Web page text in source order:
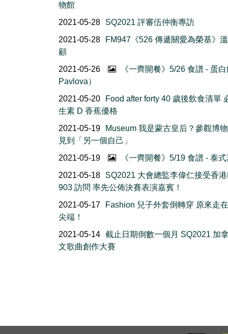
物館
2021-05-28
SQ2021 評審伍仲衡專訪
2021-05-28
FM947《526 傳遞關愛為榮基》
顧
2021-05-26
《一齊開餐》5/26 食譜 - 蛋
Pavlova）
2021-05-20
Food after forty 40 歲後飲食清單
生素 D 香蕉優格
2021-05-19
Museum 我是蒙古皇后？參觀博
見到「另一個自己」
2021-05-19
《一齊開餐》5/19 食譜 - 泰
2021-05-18
SQ2021 大會總監李偉仁接受香
903 訪問 率先公佈決賽表演嘉賓！
2021-05-17
Fashion 兒子外套倒轉穿 原來走
尖端！
2021-05-14 截止日期倒數一個月 SQ2021 加
文歌曲創作大賽